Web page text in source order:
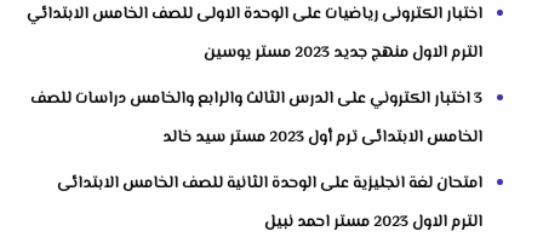
اختبار الكترونى رياضيات على الوحدة الاولى للصف الخامس الابتدائي
الترم الاول منهج جديد 2023 مستر يوسين
3 اختبار الكتروني على الدرس الثالث والرابع والخامس دراسات للصف
الخامس الابتدائى ترم أول 2023 مستر سيد خالد
امتحان لغة انجليزية على الوحدة الثانية للصف الخامس الابتدائى
الترم الاول 2023 مستر احمد نبيل